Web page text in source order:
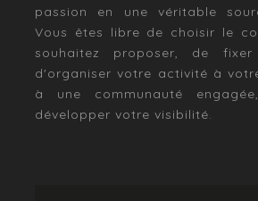
passion en une véritable
Vous êtes libre de choisir le
souhaitez proposer, de
d'organiser votre activité à
à une communauté
développer votre visibilité.